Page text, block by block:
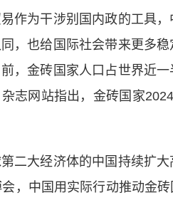
为干涉别国内政的工具，
，也给国际社会带来更多
，金砖国家人口占世界近
志网站指出，金砖国家
大经济体的中国持续扩大
，中国用实际行动推动金